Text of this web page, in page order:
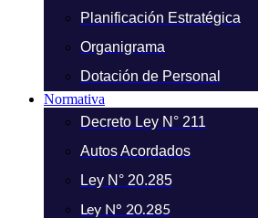
Planificación Estratégica
Organigrama
Dotación de Personal
Normativa
Decreto Ley N° 211
Autos Acordados
Ley N° 20.285
Ley N° 20.285